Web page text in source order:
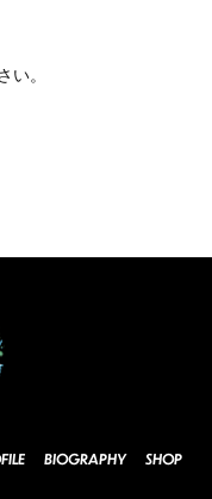
い。
BIOGRAPHY
SHOP